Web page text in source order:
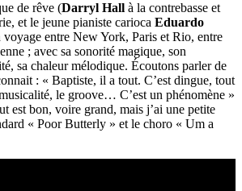
de rêve (Darryl Hall à la contrebasse et
et le jeune pianiste carioca Eduardo
entre New York, Paris et Rio, entre
; avec sa sonorité magique, son
sa chaleur mélodique. Écoutons parler de
: « Baptiste, il a tout. C’est dingue, tout
le groove… C’est un phénomène »
est bon, voire grand, mais j’ai une petite
« Poor Butterly » et le choro « Um a